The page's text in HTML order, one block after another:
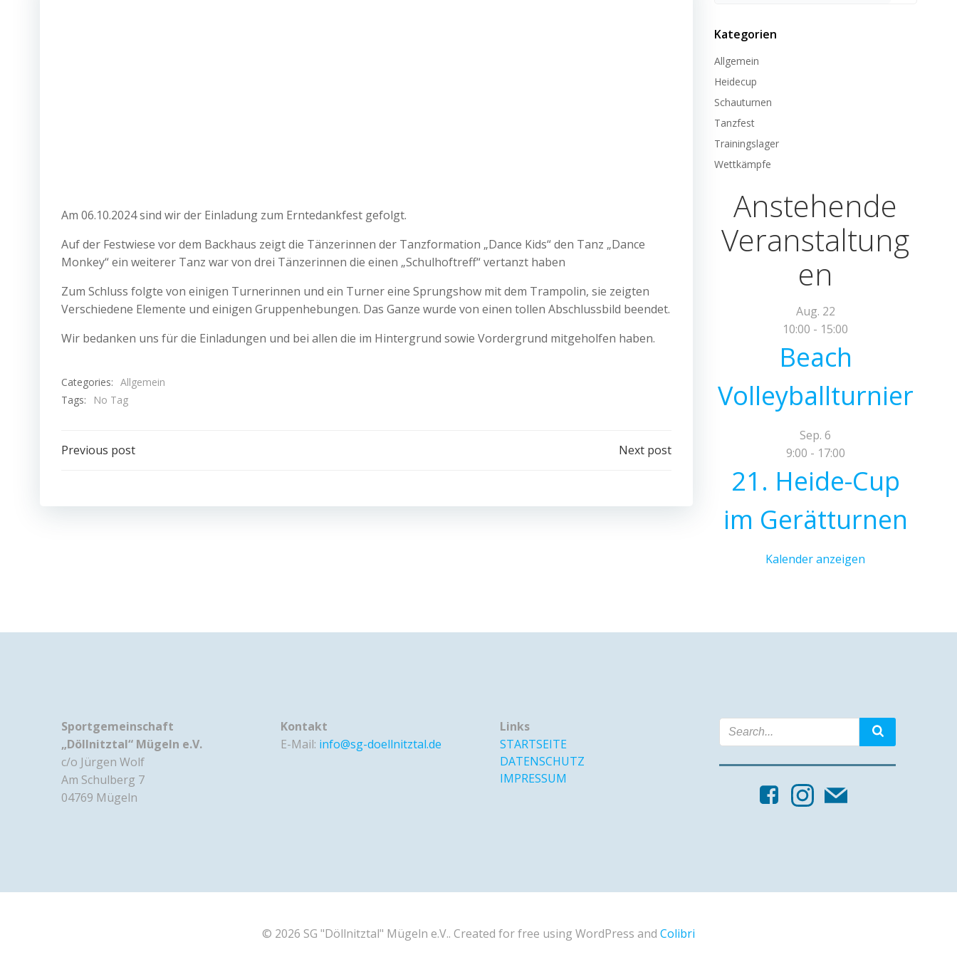
Am 06.10.2024 sind wir der Einladung zum Erntedankfest gefolgt.
Auf der Festwiese vor dem Backhaus zeigt die Tänzerinnen der Tanzformation „Dance Kids“ den Tanz „Dance
Monkey“ ein weiterer Tanz war von drei Tänzerinnen die einen „Schulhoftreff“ vertanzt haben
Zum Schluss folgte von einigen Turnerinnen und ein Turner eine Sprungshow mit dem Trampolin, sie zeigten
Verschiedene Elemente und einigen Gruppenhebungen. Das Ganze wurde von einen tollen Abschlussbild beendet.
Wir bedanken uns für die Einladungen und bei allen die im Hintergrund sowie Vordergrund mitgeholfen haben.
Categories: Allgemein
Tags:
No Tag
Post
Previous post Next post
Kategorien
Allgemein
Heidecup
Schauturnen
Tanzfest
Trainingslager
Wettkämpfe
Anstehende
Veranstaltung
en
Aug. 22
10:00 - 15:00
Beach
Volleyballturnier
Sep.6
9:00 - 17:00
21. Heide-Cup
im Gerätturnen
Kalender anzeigen
Sportgemeinschaft
„Döllnitztal“ Mügeln e.V.
c/o Jürgen Wolf
Am Schulberg 7
04769 Mügeln
Kontakt
E-Mail: info@sg-doellnitztal.de
Links
STARTSEITE
DATENSCHUTZ
IMPRESSUM
© 2026 SG "Döllnitztal" Mügeln e.V.. Created for free using WordPress and Colibri